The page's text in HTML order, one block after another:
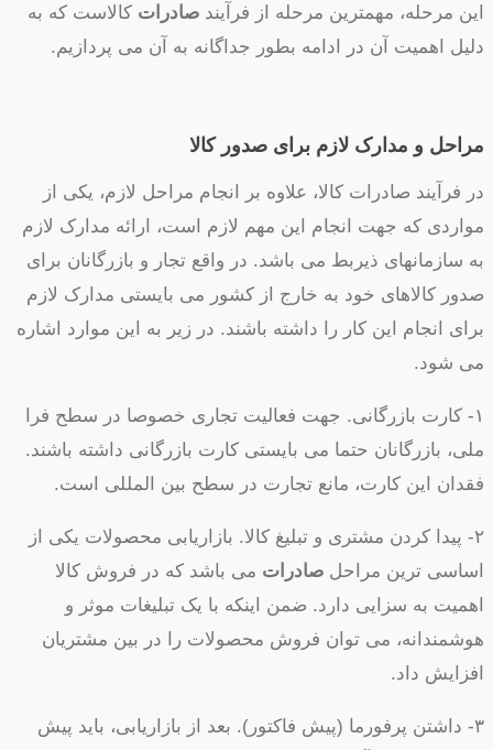
این مرحله، مهمترین مرحله از فرآیند صادرات کالاست که به
دلیل اهمیت آن در ادامه بطور جداگانه به آن می پردازیم.
مراحل و مدارک لازم برای صدور کالا
در فرآیند صادرات کالا، علاوه بر انجام مراحل لازم، یکی از
مواردی که جهت انجام این مهم لازم است، ارائه مدارک لازم
به سازمانهای ذیربط می باشد. در واقع تجار و بازرگانان برای
صدور کالاهای خود به خارج از کشور می بایستی مدارک لازم
برای انجام این کار را داشته باشند. در زیر به این موارد اشاره
می شود.
۱- کارت بازرگانی. جهت فعالیت تجاری خصوصا در سطح فرا
ملی، بازرگانان حتما می بایستی کارت بازرگانی داشته باشند.
فقدان این کارت، مانع تجارت در سطح بین المللی است.
۲- پیدا کردن مشتری و تبلیغ کالا. بازاریابی محصولات یکی از
اساسی ترین مراحل صادرات می باشد که در فروش کالا
اهمیت به سزایی دارد. ضمن اینکه با یک تبلیغات موثر و
هوشمندانه، می توان فروش محصولات را در بین مشتریان
افزایش داد.
۳- داشتن پرفورما (پیش فاکتور). بعد از بازاریابی، باید پیش